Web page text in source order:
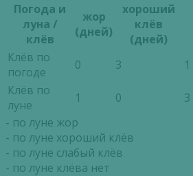
Погода и
луна /
клёв
жор
(дней)
хороший
клёв
(дней)
Клёв по
погоде
0 3 1
Клёв по
луне
1 0 3
- по луне жор
- по луне хороший клёв
- по луне слабый клёв
- по луне клёва нет